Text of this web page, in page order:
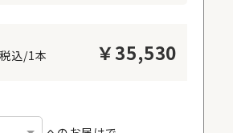
税込/1本 ￥35,530